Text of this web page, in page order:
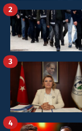
2
3
4